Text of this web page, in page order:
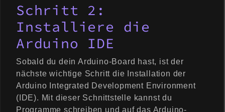
Schritt 2:
Installiere die
Arduino IDE
Sobald du dein Arduino-Board hast, ist der
nächste wichtige Schritt die Installation der
Arduino Integrated Development Environment
(IDE). Mit dieser Schnittstelle kannst du
Programme schreiben und auf das Arduino-